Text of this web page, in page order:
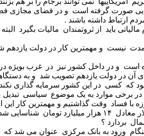
صورت گرفته است و در فضای مجازی
ارتباط داشته باشند .
باید از ثروتمندان مالیات بگیرد
نیست و مهمترین کار در دولت یازدهم
است و در داخل کشور نیز در غرب بویژه
در دولت یازدهم تصویب شد و به
که کسی در این کشور سرمایه گذاری
در برخی موارد به یک موضوع سیاسی
فساد وقت گذاشتیم و مهمترین کار
بردارد ؟
مرکزی عنوان می شد که ۳۰ درصد آن نیست .